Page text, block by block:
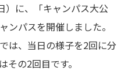
）に、「キャンパス大公
ンパスを開催しました。
は、当日の様子を2回に分
その2回目です。